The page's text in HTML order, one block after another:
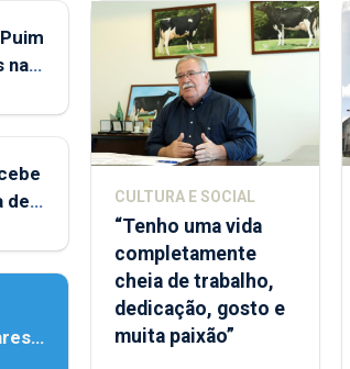
na
de
CULTURA E SOCIAL
“Tenho uma vida
completamente
cheia de trabalho,
dedicação, gosto e
muita paixão”